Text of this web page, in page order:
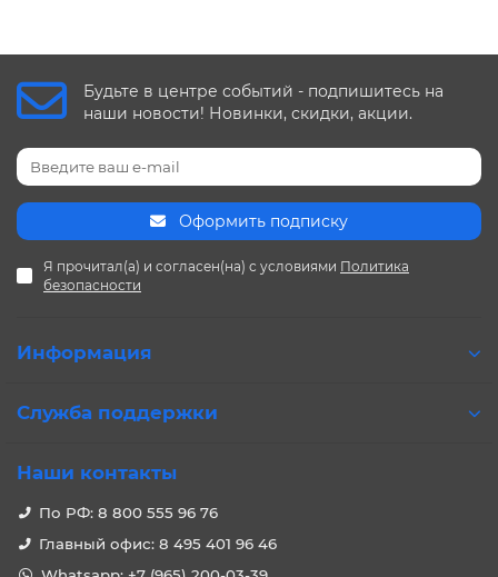
Будьте в центре событий - подпишитесь на
наши новости! Новинки, скидки, акции.
Оформить подписку
Я прочитал(а) и согласен(на) с условиями Политика
безопасности
Информация
Служба поддержки
Наши контакты
По РФ: 8 800 555 96 76
Главный офис: 8 495 401 96 46